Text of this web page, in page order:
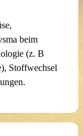
beim
(z. B
Stoffwechsel